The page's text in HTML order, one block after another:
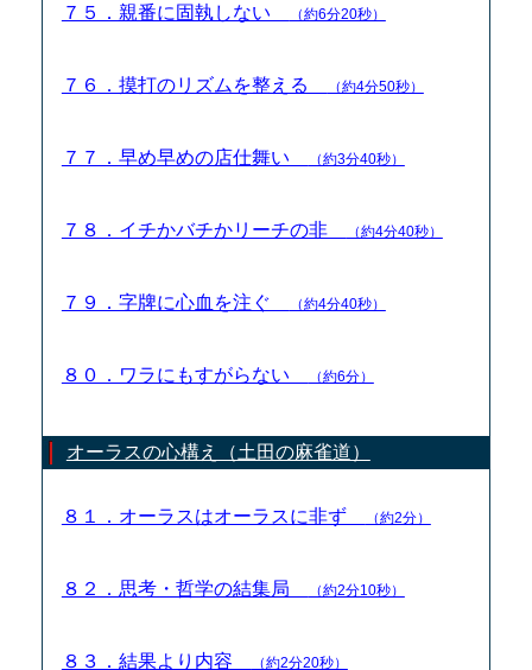
７５．親番に固執しない （約6分20秒）
７６．摸打のリズムを整える （約4分50秒）
７７．早め早めの店仕舞い （約3分40秒）
７８．イチかバチかリーチの非 （約4分40秒）
７９．字牌に心血を注ぐ （約4分40秒）
８０．ワラにもすがらない （約6分）
オーラスの心構え（土田の麻雀道）
８１．オーラスはオーラスに非ず （約2分）
８２．思考・哲学の結集局 （約2分10秒）
８３．結果より内容 （約2分20秒）